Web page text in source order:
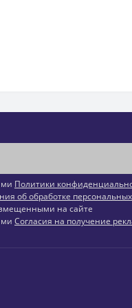
Политики
об обработке
на сайте
Согласия на получение